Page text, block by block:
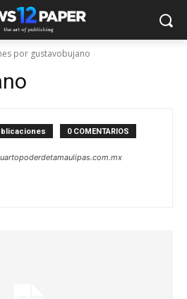
por gustavobujano
0 COMENTARIOS